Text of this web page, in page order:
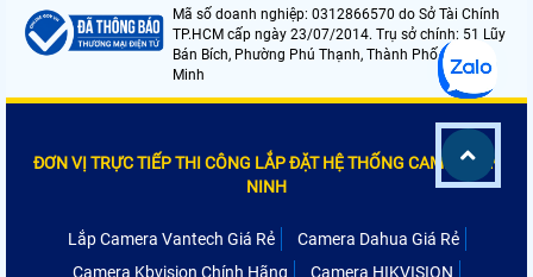
Mã số doanh nghiệp: 0312866570 do Sở Tài Chính
TP.HCM cấp ngày 23/07/2014. Trụ sở chính: 51 Lũy
Bán Bích, Phường Phú Thạnh, Thành Phố Hồ Chí
Minh
ĐƠN VỊ TRỰC TIẾP THI CÔNG LẮP ĐẶT HỆ THỐNG CAMERA AN
NINH
Lắp Camera Vantech Giá Rẻ
Camera Dahua Giá Rẻ
Camera Kbvision Chính Hãng
Camera HIKVISION